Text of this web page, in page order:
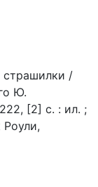
/
Ю.
[2] с. : ил. ;